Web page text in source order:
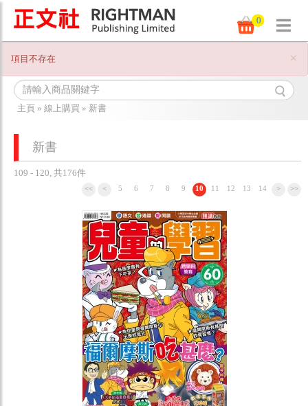
0
項目不存在 ×
主頁 » 線上購買 » 新書
新書
109 - 120, 共176件
<< < 5 6 7 8 9 10 11 12 13 14 > >>